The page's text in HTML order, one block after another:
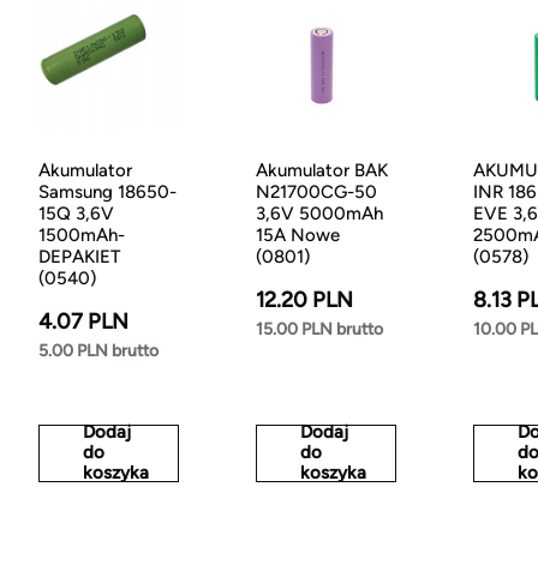
Akumulator
Samsung 18650-
15Q 3,6V
1500mAh-
DEPAKIET
(0540)
4.07 PLN
5.00 PLN brutto
Dodaj
do
koszyka
Akumulator BAK
N21700CG-50
3,6V 5000mAh
15A Nowe
(0801)
12.20 PLN
15.00 PLN brutto
Dodaj
do
koszyka
INR
EVE
(0578)
8.13
10.00
do